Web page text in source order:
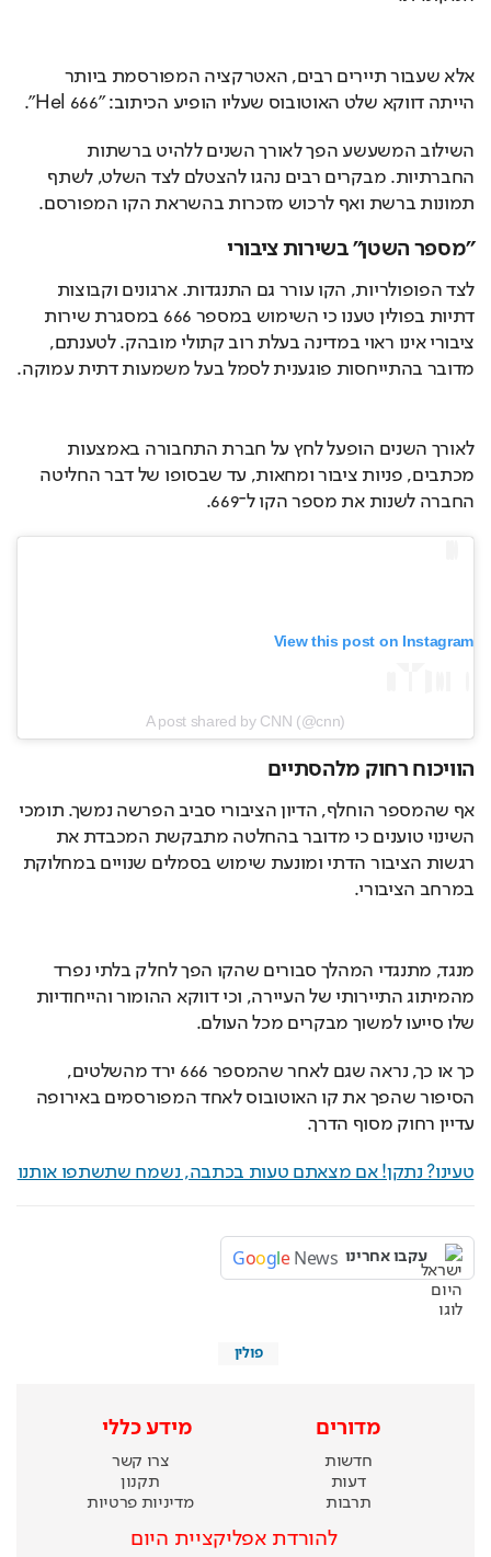
הייתה דווקא שלט האוטובוס שעליו הופיע הכיתוב: "666 Hel".
תמונות ברשת ואף לרכוש מזכרות בהשראת הקו המפורסם.
"מספר השטן" בשירות ציבורי
מדובר בהתייחסות פוגענית לסמל בעל משמעות דתית עמוקה.
החברה לשנות את מספר הקו ל־669.
View this post on Instagram
A post shared by CNN (@cnn)
הוויכוח רחוק מלהסתיים
במרחב הציבורי.
שלו סייעו למשוך מבקרים מכל העולם.
עדיין רחוק מסוף הדרך.
טעינו? נתקן! אם מצאתם טעות בכתבה, נשמח שתשתפו אותנו
עקבו אחרינו Google News
פולין
מדורים
חדשות
דעות
תרבות
מידע כללי
צרו קשר
תקנון
מדיניות פרטיות
להורדת אפליקציית היום